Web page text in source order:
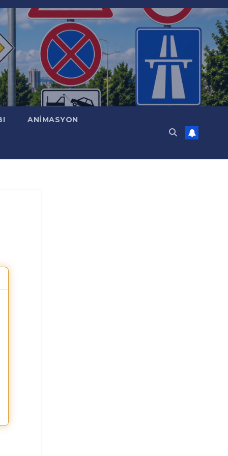
ANİMASYON